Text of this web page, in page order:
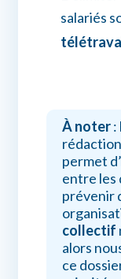
salariés
À noter:
permet
entre les
prévenir
collectif
alors
ce